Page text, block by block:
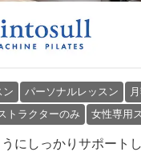
ン パーソナルレッスン
トラクターのみ 女性専用
にしっかりサポート